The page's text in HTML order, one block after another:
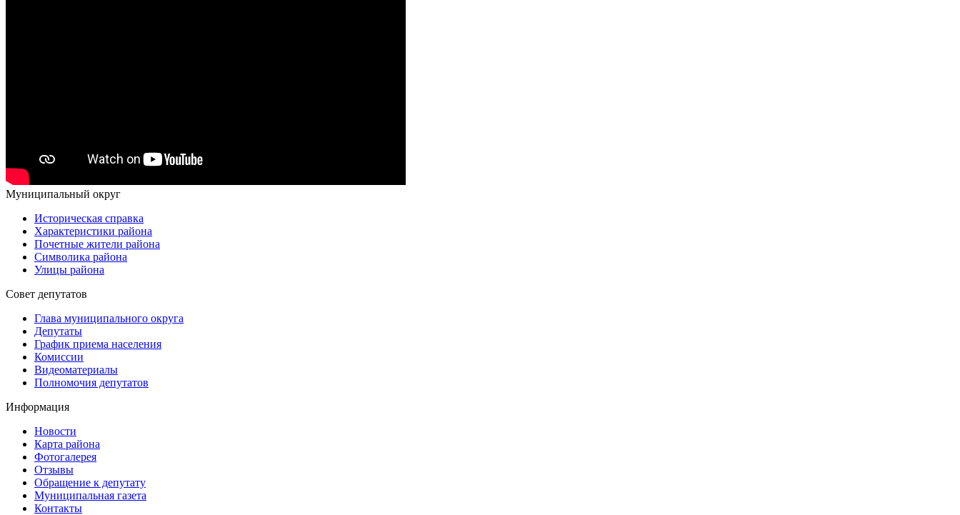
Муниципальный округ
Историческая справка
Характеристики района
Почетные жители района
Символика района
Улицы района
Совет депутатов
Глава муниципального округа
Депутаты
График приема населения
Комиссии
Видеоматериалы
Полномочия депутатов
Информация
Новости
Карта района
Фотогалерея
Отзывы
Обращение к депутату
Муниципальная газета
Контакты